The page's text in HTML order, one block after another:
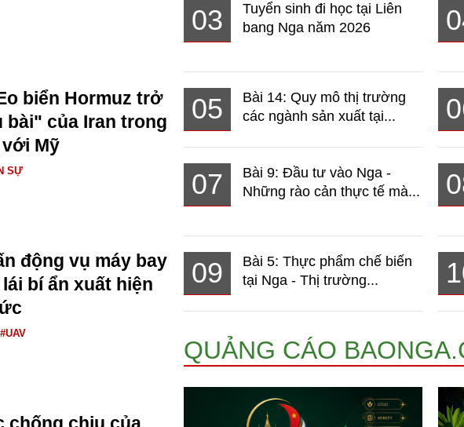
biển Hormuz trở
bài" của Iran trong
Mỹ
SỰ
động vụ máy bay
bí ẩn xuất hiện
#UAV
03
Tuyển sinh đi học tại Liên
bang Nga năm 2026
05
Bài 14: Quy mô thị trường
các ngành sản xuất tại...
07
Bài 9: Đầu tư vào Nga -
Những rào cản thực tế mà...
09
Bài 5: Thực phẩm chế biến
tại Nga - Thị trường...
QUẢNG CÁO